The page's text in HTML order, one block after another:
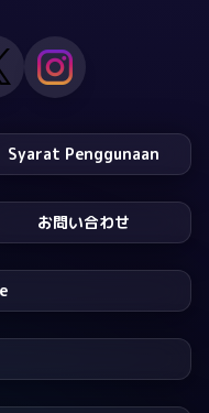
Syarat Penggunaan
お問い合わせ